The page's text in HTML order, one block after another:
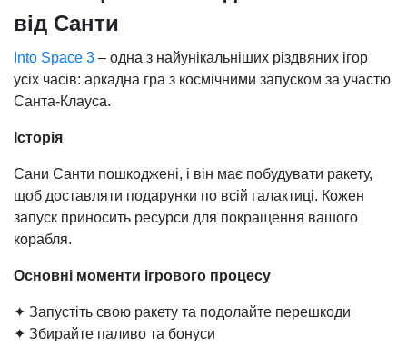
від Санти
Into Space 3 – одна з найунікальніших різдвяних ігор
усіх часів: аркадна гра з космічними запуском за участю
Санта-Клауса.
Історія
Сани Санти пошкоджені, і він має побудувати ракету,
щоб доставляти подарунки по всій галактиці. Кожен
запуск приносить ресурси для покращення вашого
корабля.
Основні моменти ігрового процесу
✦ Запустіть свою ракету та подолайте перешкоди
✦ Збирайте паливо та бонуси